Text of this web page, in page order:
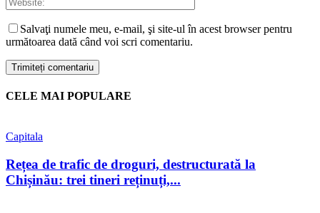
Salvaţi numele meu, e-mail, şi site-ul în acest browser pentru
următoarea dată când voi scri comentariu.
CELE MAI POPULARE
Capitala
Rețea de trafic de droguri, destructurată la
Chișinău: trei tineri reținuți,...